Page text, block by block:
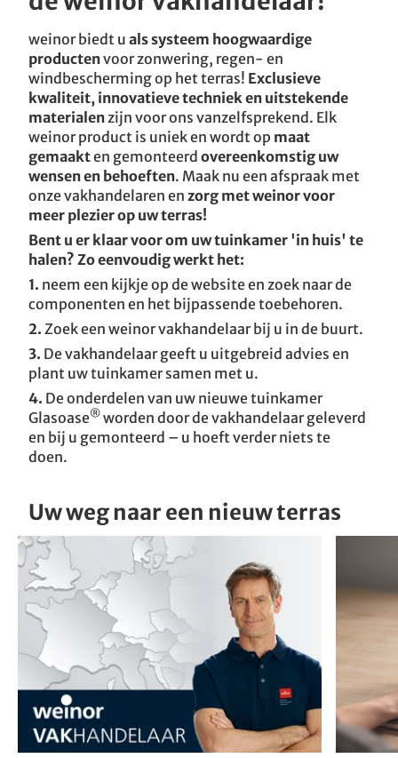
weinor biedt u als systeem hoogwaardige
productenvoor zonwering, regen- en
windbescherming op het terras! Exclusieve
kwaliteit, innovatieve techniek en uitstekende
materialen zijn voor ons vanzelfsprekend. Elk
weinor product is uniek en wordt op maat
gemaakten gemonteerd overeenkomstig uw
wensen en behoeften. Maak nu een afspraak met
onze vakhandelaren en zorg met weinor voor
meer plezier op uw terras!
Bent u er klaar voor om uw tuinkamer 'in huis' te
halen? Zo eenvoudig werkt het:
1. neem een kijkje op de website en zoek naar de
componenten en het bijpassende toebehoren.
2. Zoek een weinor vakhandelaar bij u in de buurt.
3. De vakhandelaar geeft u uitgebreid advies en
plant uw tuinkamer samen met u.
4. De onderdelen van uw nieuwe tuinkamer
Glasoase® worden door de vakhandelaar geleverd
en bij u gemonteerd – u hoeft verder niets te
doen.
Uw weg naar een nieuw terras